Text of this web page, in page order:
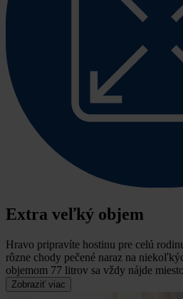
Extra veľký objem
Hravo pripravíte hostinu pre celú
rôzne chody pečené naraz na
objemom 77 litrov sa vždy nájde
Zobraziť viac